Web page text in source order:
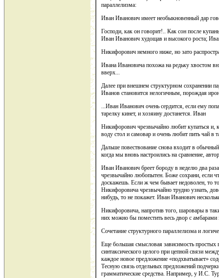
параллелизма:
Иван Иванович имеет необыкновенный дар
Господи, как он говорит!.. Как сон после
Иван Иванович худощав и высокого роста;
Никифорович немного ниже, но зато
Ивана Ивановича похожа на редьку хвостом
вверх...
Далее при внешнем структурном сохранении
Иванов становится нелогичным, порождая
...Иван Иванович очень сердится, если ему
тарелку кинет, и хозяину достанется. Иван
Никифорович чрезвычайно любит купаться и,
воду стол и самовар и очень любит пить чай в
Дальше повествование снова входит в
когда мы вновь настроились на сравнение,
Иван Иванович бреет бороду в неделю два
чрезвычайно любопытен. Боже сохрани, если
доскажешь. Если ж чем бывает недоволен, то
Никифоровича чрезвычайно трудно узнать,
нибудь, то не покажет. Иван Иванович
Никифоровича, напротив того, шаровары в
них можно бы поместить весь двор с амбарами
Сочетание структурного параллелизма и
Еще большая смысловая зависимость простых
синтаксического целого при цепной связи
каждое новое предложение «подхватывает»
Тесную связь отдельных предложений
грамматические средства. Например, у И.С.